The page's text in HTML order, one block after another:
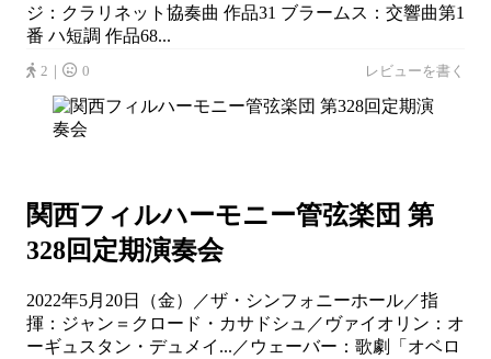
ジ：クラリネット協奏曲 作品31 ブラームス：交響曲第1
番 ハ短調 作品68...
2｜ 0 レビューを書く
関西フィルハーモニー管弦楽団 第
328回定期演奏会
2022年5月20日（金）／ザ・シンフォニーホール／指
揮：ジャン＝クロード・カサドシュ／ヴァイオリン：オ
ーギュスタン・デュメイ...／ウェーバー：歌劇「オベロ